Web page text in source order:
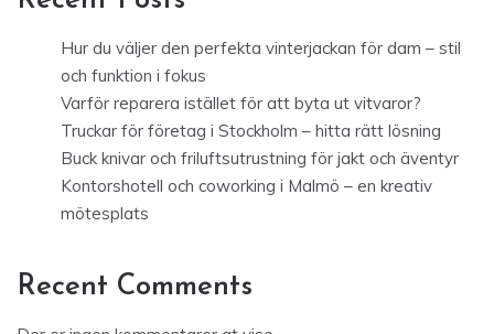
Hur du väljer den perfekta vinterjackan för dam – stil
och funktion i fokus
Varför reparera istället för att byta ut vitvaror?
Truckar för företag i Stockholm – hitta rätt lösning
Buck knivar och friluftsutrustning för jakt och äventyr
Kontorshotell och coworking i Malmö – en kreativ
mötesplats
Recent Comments